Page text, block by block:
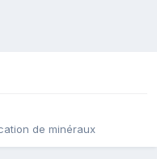
de minéraux